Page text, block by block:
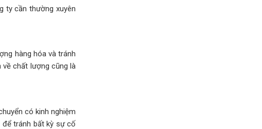
ty cần thường xuyên
hàng hóa và tránh
về chất lượng cũng là
có kinh nghiệm
để tránh bất kỳ sự cố